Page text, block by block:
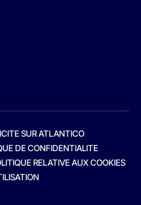
SUR ATLANTICO
DE CONFIDENTIALITE
RELATIVE AUX COOKIES